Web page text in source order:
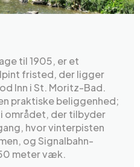
til 1905, er et
fristed, der ligger
Inn i St. Moritz-Bad.
praktiske beliggenhed;
området, der tilbyder
hvor vinterpisten
og Signalbahn-
meter væk.